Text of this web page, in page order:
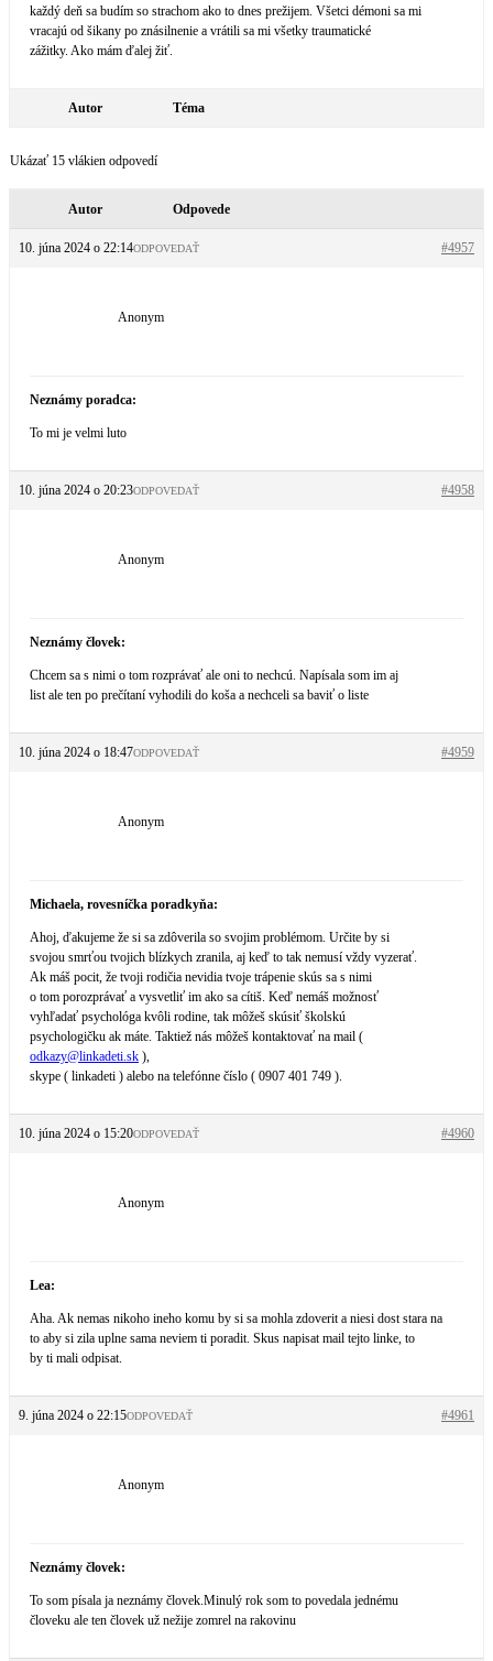
každý deň sa budím so strachom ako to dnes prežijem. Všetci démoni sa mi
vracajú od šikany po znásilnenie a vrátili sa mi všetky traumatické
zážitky. Ako mám ďalej žiť.
Autor Téma
Ukázať 15 vlákien odpovedí
Autor Odpovede
10. júna 2024 o 22:14 #4957
ODPOVEDAŤ
Anonym
Neznámy poradca:
To mi je velmi luto
10. júna 2024 o 20:23 #4958
ODPOVEDAŤ
Anonym
Neznámy človek:
Chcem sa s nimi o tom rozprávať ale oni to nechcú. Napísala som im aj
list ale ten po prečítaní vyhodili do koša a nechceli sa baviť o liste
10. júna 2024 o 18:47 #4959
ODPOVEDAŤ
Anonym
Michaela, rovesníčka poradkyňa:
Ahoj, ďakujeme že si sa zdôverila so svojim problémom. Určite by si
svojou smrťou tvojich blízkych zranila, aj keď to tak nemusí vždy vyzerať.
Ak máš pocit, že tvoji rodičia nevidia tvoje trápenie skús sa s nimi
o tom porozprávať a vysvetliť im ako sa cítiš. Keď nemáš možnosť
vyhľadať psychológa kvôli rodine, tak môžeš skúsiť školskú
psychologičku ak máte. Taktiež nás môžeš kontaktovať na mail (
odkazy@linkadeti.sk ),
skype ( linkadeti ) alebo na telefónne číslo ( 0907 401 749 ).
10. júna 2024 o 15:20 #4960
ODPOVEDAŤ
Anonym
Lea:
Aha. Ak nemas nikoho ineho komu by si sa mohla zdoverit a niesi dost stara na
to aby si zila uplne sama neviem ti poradit. Skus napisat mail tejto linke, to
by ti mali odpisat.
9. júna 2024 o 22:15 #4961
ODPOVEDAŤ
Anonym
Neznámy človek:
To som písala ja neznámy človek.Minulý rok som to povedala jednému
človeku ale ten človek už nežije zomrel na rakovinu